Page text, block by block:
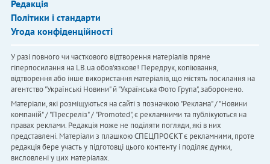
Редакція
Політики і стандарти
Угода конфіденційності
У разі повного чи часткового відтворення матеріалів пряме
гіперпосилання на LB.ua обов'язкове! Передрук, копіювання,
відтворення або інше використання матеріалів, що містять посилання на
агентство "Українськi Новини" й "Українська Фото Група", заборонено.
Матеріали, які розміщуються на сайті з позначкою "Реклама" / "Новини
компаній" / "Пресреліз" / "Promoted", є рекламними та публікуються на
правах реклами. Редакція може не поділяти погляди, які в них
представлені. Матеріали з плашкою СПЕЦПРОЄКТ є рекламними, проте
редакція бере участь у підготовці цього контенту і поділяє думки,
висловлені у цих матеріалах.